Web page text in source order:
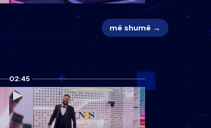
më shumë →
02:45